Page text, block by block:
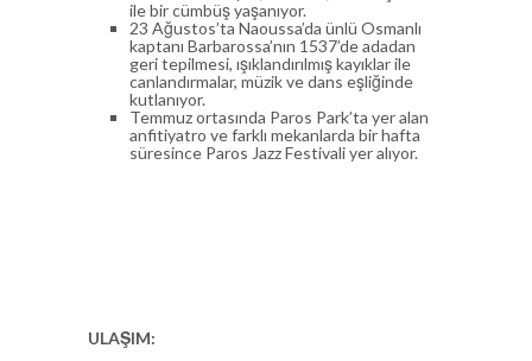
ile bir cümbüş yaşanıyor.
23 Ağustos’ta Naoussa’da ünlü Osmanlı
kaptanı Barbarossa’nın 1537’de adadan
geri tepilmesi, ışıklandırılmış kayıklar ile
canlandırmalar, müzik ve dans eşliğinde
kutlanıyor.
Temmuz ortasında Paros Park’ta yer alan
anfitiyatro ve farklı mekanlarda bir hafta
süresince Paros Jazz Festivali yer alıyor.
ULAŞIM: